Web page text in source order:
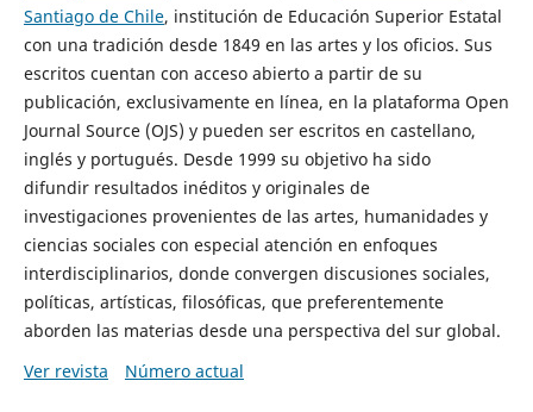
Santiago de Chile, institución de Educación Superior Estatal
con una tradición desde 1849 en las artes y los oficios. Sus
escritos cuentan con acceso abierto a partir de su
publicación, exclusivamente en línea, en la plataforma Open
Journal Source (OJS) y pueden ser escritos en castellano,
inglés y portugués. Desde 1999 su objetivo ha sido
difundir resultados inéditos y originales de
investigaciones provenientes de las artes, humanidades y
ciencias sociales con especial atención en enfoques
interdisciplinarios, donde convergen discusiones sociales,
políticas, artísticas, filosóficas, que preferentemente
aborden las materias desde una perspectiva del sur global.
Ver revista
Número actual